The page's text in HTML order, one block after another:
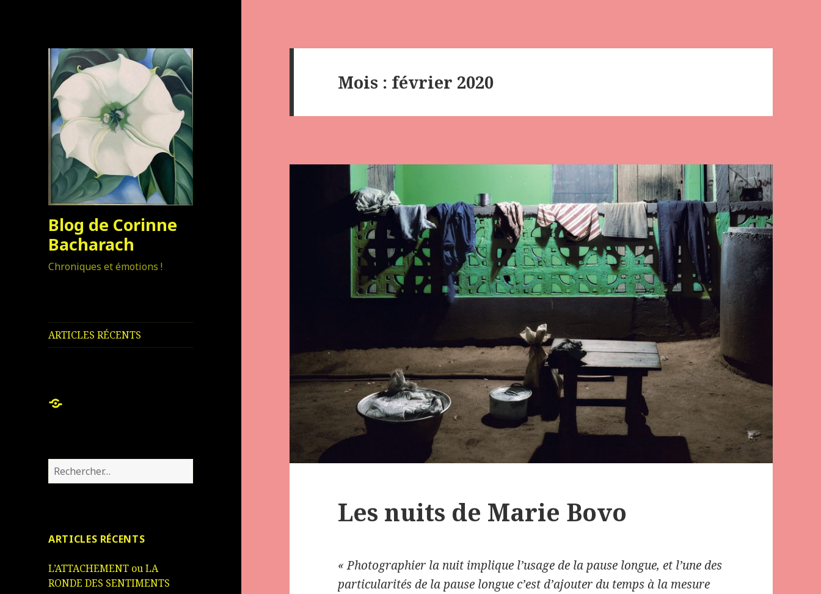
Blog de Corinne
Bacharach
Chroniques et émotions !
ARTICLES RÉCENTS
ARTICLES
Rechercher :
ARTICLES RÉCENTS
L’ATTACHEMENT ou LA
RONDE DES SENTIMENTS
Mois : février 2020
Les nuits de Marie Bovo
« Photographier la nuit implique l’usage de la pause longue, et l’une des
particularités de la pause longue c’est d’ajouter du temps à la mesure